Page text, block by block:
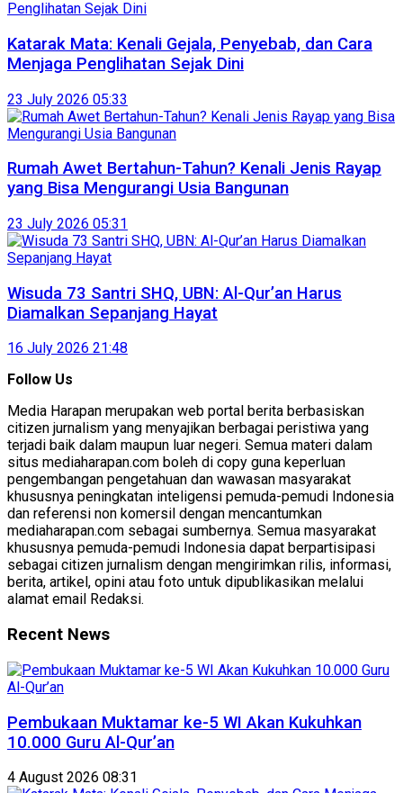
Katarak Mata: Kenali Gejala, Penyebab, dan Cara
Menjaga Penglihatan Sejak Dini
23 July 2026 05:33
Rumah Awet Bertahun-Tahun? Kenali Jenis Rayap
yang Bisa Mengurangi Usia Bangunan
23 July 2026 05:31
Wisuda 73 Santri SHQ, UBN: Al-Qur’an Harus
Diamalkan Sepanjang Hayat
16 July 2026 21:48
Follow Us
Media Harapan merupakan web portal berita berbasiskan
citizen jurnalism yang menyajikan berbagai peristiwa yang
terjadi baik dalam maupun luar negeri. Semua materi dalam
situs mediaharapan.com boleh di copy guna keperluan
pengembangan pengetahuan dan wawasan masyarakat
khususnya peningkatan inteligensi pemuda-pemudi Indonesia
dan referensi non komersil dengan mencantumkan
mediaharapan.com sebagai sumbernya. Semua masyarakat
khususnya pemuda-pemudi Indonesia dapat berpartisipasi
sebagai citizen jurnalism dengan mengirimkan rilis, informasi,
berita, artikel, opini atau foto untuk dipublikasikan melalui
alamat email Redaksi.
Recent News
Pembukaan Muktamar ke-5 WI Akan Kukuhkan
10.000 Guru Al-Qur’an
4 August 2026 08:31